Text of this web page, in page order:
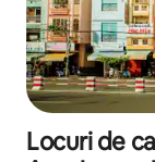
Locuri de